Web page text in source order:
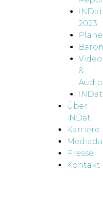
INDat
2023
Video
&
Audio
Über
INDat
Karriere
Presse
Kontakt